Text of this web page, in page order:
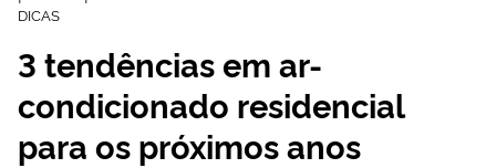
DICAS
3 tendências em ar-
condicionado residencial
para os próximos anos